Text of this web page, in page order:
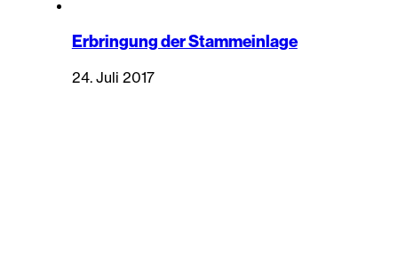
Erbringung der Stammeinlage
24. Juli 2017